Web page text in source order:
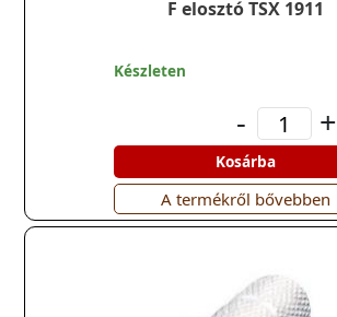
F elosztó TSX 1911
Készleten
- +
Kosárba
A termékről bővebben